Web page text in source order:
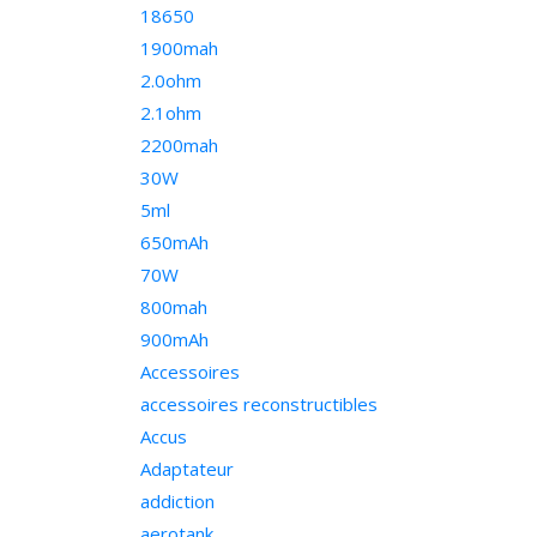
18650
1900mah
2.0ohm
2.1ohm
2200mah
30W
5ml
650mAh
70W
800mah
900mAh
Accessoires
accessoires reconstructibles
Accus
Adaptateur
addiction